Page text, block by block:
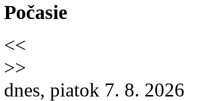
Počasie
<<
>>
dnes, piatok 7. 8. 2026